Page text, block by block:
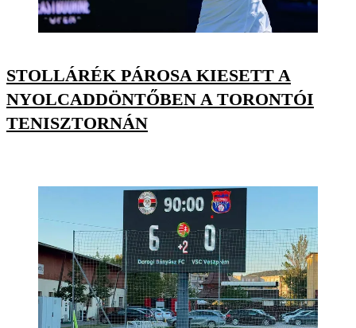
STOLLÁRÉK PÁROSA KIESETT A
NYOLCADDÖNTŐBEN A TORONTÓI
TENISZTORNÁN